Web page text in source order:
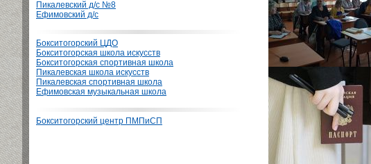
Пикалевский д/с №8
Ефимовский д/с
Бокситогорский ЦДО
Бокситогорская школа искусств
Бокситогорская спортивная школа
Пикалевская школа искусств
Пикалевская спортивная школа
Ефимовская музыкальная школа
Бокситогорский центр ПМПиСП